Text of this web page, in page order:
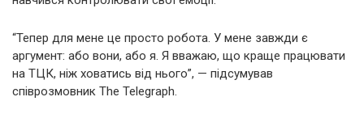
“Тепер для мене це просто робота. У мене завжди є
аргумент: або вони, або я. Я вважаю, що краще працювати
на TЦК, ніж ховатись від нього”, — підсумував
співрозмовник The Telegraph.